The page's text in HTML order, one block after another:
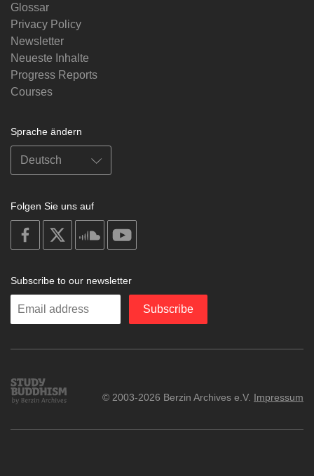
Glossar
Privacy Policy
Newsletter
Neueste Inhalte
Progress Reports
Courses
Sprache ändern
Folgen Sie uns auf
on
facebook
soundcloud
Subscribe to our newsletter
Enter
Subscribe
Study
Buddhism
© 2003-2026 Berzin Archives e.V. Impressum